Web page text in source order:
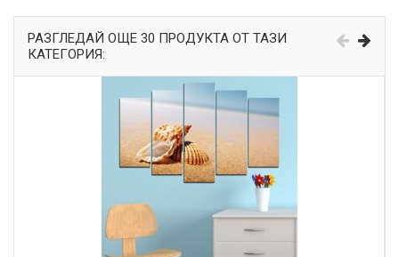
РАЗГЛЕДАЙ ОЩЕ 30 ПРОДУКТА ОТ ТАЗИ
КАТЕГОРИЯ: